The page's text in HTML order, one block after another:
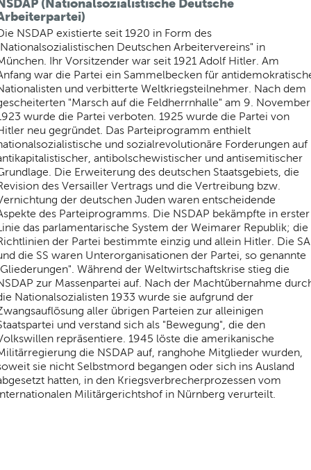
(Nationalsozialistische Deutsche
NSDAP existierte seit 1920 in Form des
Deutschen Arbeitervereins" in
Ihr Vorsitzender war seit 1921 Adolf Hitler. Am
war die Partei ein Sammelbecken für
und verbitterte Weltkriegsteilnehmer. Nach dem
"Marsch auf die Feldherrnhalle" am 9. November
wurde die Partei verboten. 1925 wurde die Partei von
neu gegründet. Das Parteiprogramm enthielt
und sozialrevolutionäre Forderungen auf
antibolschewistischer und antisemitischer
Die Erweiterung des deutschen Staatsgebiets, die
des Versailler Vertrags und die Vertreibung bzw.
der deutschen Juden waren entscheidende
des Parteiprogramms. Die NSDAP bekämpfte in erster
das parlamentarische System der Weimarer Republik; die
der Partei bestimmte einzig und allein Hitler. Die SA
die SS waren Unterorganisationen der Partei, so genannte
Während der Weltwirtschaftskrise stieg die
zur Massenpartei auf. Nach der Machtübernahme
Nationalsozialisten 1933 wurde sie aufgrund der
aller übrigen Parteien zur alleinigen
und verstand sich als "Bewegung", die den
repräsentiere. 1945 löste die amerikanische
die NSDAP auf, ranghohe Mitglieder wurden,
sie nicht Selbstmord begangen oder sich ins Ausland
hatten, in den Kriegsverbrecherprozessen vom
Militärgerichtshof in Nürnberg verurteilt.